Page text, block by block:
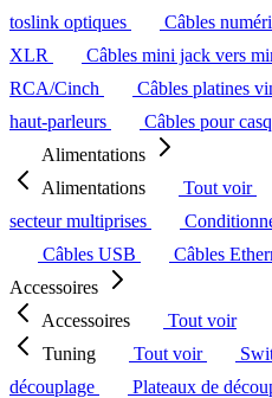
toslink optiques
Câbles
XLR
Câbles mini jack vers
RCA/Cinch
Câbles platines
haut-parleurs
Câbles pour
Alimentations
Alimentations
Tout voir
secteur multiprises
Câbles USB
Câbles
Accessoires
Accessoires
Tout voir
Tuning
Tout voir
découplage
Plateaux de